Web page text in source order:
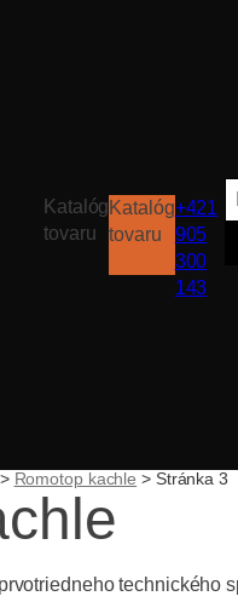
Katalóg
tovaru
Katalóg
tovaru
+421
905
300
143
Romotop kachle > Stránka 3
technického